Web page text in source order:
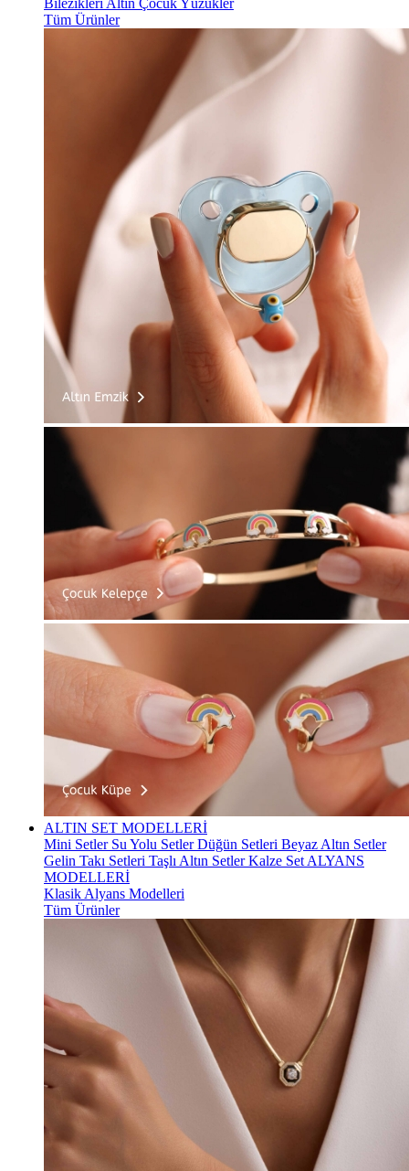
Bilezikleri Altın Çocuk Yüzükler
Tüm Ürünler
ALTIN SET MODELLERİ
Mini Setler Su Yolu SetlerDüğün Setleri Beyaz Altın Setler
Gelin Takı Setleri Taşlı Altın SetlerKalze Set ALYANS
MODELLERİ
Klasik Alyans Modelleri
Tüm Ürünler